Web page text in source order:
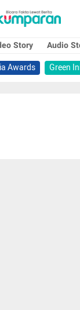
Story Audio
Awards
Green